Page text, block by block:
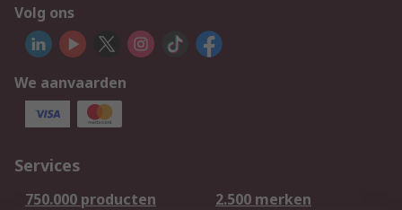
Volg ons
We aanvaarden
Services
750.000 producten
2.500 merken